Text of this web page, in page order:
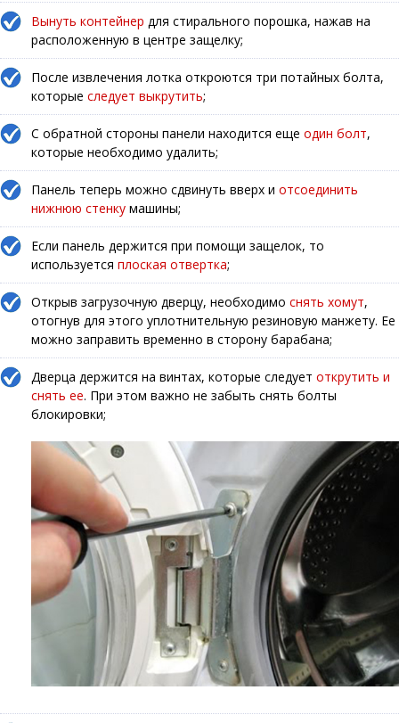
Вынуть контейнер для стирального порошка, нажав на
расположенную в центре защелку;
После извлечения лотка откроются три потайных болта,
которые следует выкрутить;
С обратной стороны панели находится еще один болт,
которые необходимо удалить;
Панель теперь можно сдвинуть вверх и отсоединить
нижнюю стенку машины;
Если панель держится при помощи защелок, то
используется плоская отвертка;
Открыв загрузочную дверцу, необходимо снять хомут,
отогнув для этого уплотнительную резиновую манжету. Ее
можно заправить временно в сторону барабана;
Дверца держится на винтах, которые следует открутить и
снять ее. При этом важно не забыть снять болты
блокировки;